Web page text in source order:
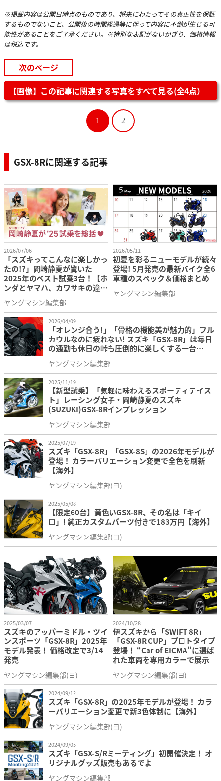
※掲載内容は公開日時点のものであり、将来にわたってその真正性を保証
するものでないこと、公開後の時間経過等に伴って内容に不備が生じる可
能性があることをご了承ください。※特別な表記がないかぎり、価格情報
は税込です。
次のページ
【画像】この記事に関連する写真をすべて見る(全4点）
1 2
GSX-8Rに関連する記事
2026/07/06
「スズキってこんなに楽しかっ
たの!?」岡崎静夏が驚いた
2025年のベスト試乗3台！【ホ
ンダとヤマハ、カワサキの違い
も語る】
ヤングマシン編集部
2026/05/11
初夏を彩るニューモデルが続々
登場! 5月発売の最新バイク全6
車種のスペック＆価格まとめ
ヤングマシン編集部
2026/04/09
「オレンジ合う!」「骨格の機能美が魅力的」フル
カウルなのに疲れない! スズキ「GSX-8R」は毎日
の通勤も休日の峠も圧倒的に楽しくする一台
【2026新型紹介】
ヤングマシン編集部
2025/11/19
【新型試乗】「気軽に味わえるスポーティテイス
ト」レーシング女子・岡崎静夏のスズキ
(SUZUKI)GSX-8Rインプレッション
ヤングマシン編集部
2025/07/19
スズキ「GSX-8R」「GSX-8S」の2026年モデルが
登場！ カラーバリエーション変更で全色を刷新
【海外】
ヤングマシン編集部(ヨ)
2025/05/08
【限定60台】黄色いGSX-8R、その名は「キイ
ロ」! 純正カスタムパーツ付きで183万円【海外】
ヤングマシン編集部(ヨ)
2025/03/07
スズキのアッパーミドル・ツイ
ンスポーツ「GSX-8R」2025年
モデル発表！ 価格改定で3/14
発売
ヤングマシン編集部(ヨ)
2024/10/28
伊スズキから「SWIFT 8R」
「GSX-8R CUP」プロトタイプ
登場！ “Car of EICMA”に選ば
れた車両を専用カラーで展示
ヤングマシン編集部(ヨ)
2024/09/12
スズキ「GSX-8R」の2025年モデルが登場！ カラ
ーバリエーション変更で新3色体制に【海外】
ヤングマシン編集部(ヨ)
2024/09/05
スズキ「GSX-S/Rミーティング」初開催決定！ オ
リジナルグッズ販売もあるでよ
ヤングマシン編集部